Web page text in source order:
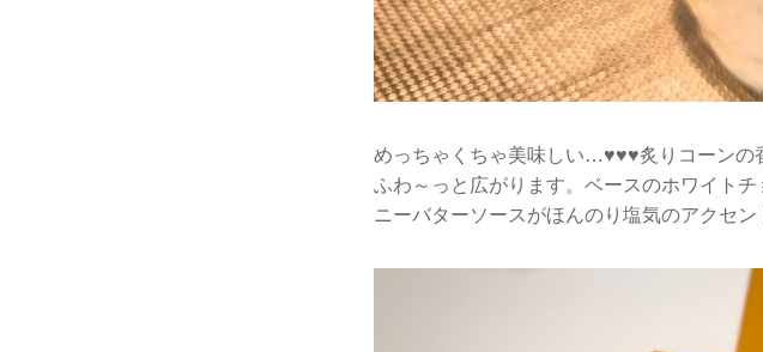
めっちゃくちゃ美味しい…♥♥♥炙りコーンの
ふわ～っと広がります。ベースのホワイト
ニーバターソースがほんのり塩気のアクセ